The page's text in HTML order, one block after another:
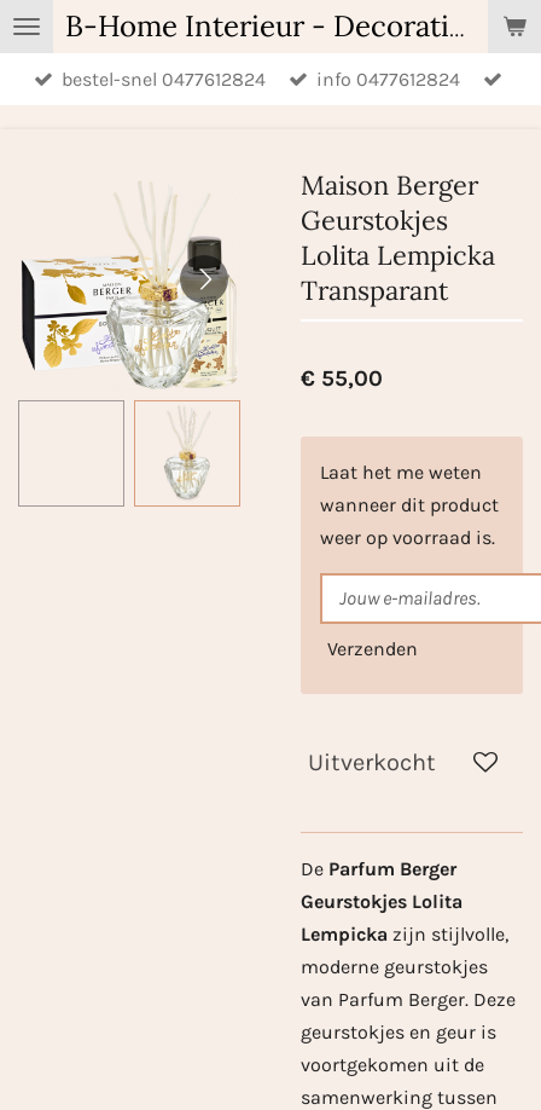
Ga
direct
naar
B-Home Interieur - Decoratie & Geschenken - Geurartikelen
bestel-snel 0477612824 info 0477612824
Maison Berger
Geurstokjes
Lolita Lempicka
Transparant
€ 55,00
Laat het me weten
wanneer dit product
weer op voorraad is.
Verzenden
Uitverkocht
De Parfum Berger
Geurstokjes Lolita
Lempicka zijn stijlvolle,
moderne geurstokjes
van Parfum Berger. Deze
geurstokjes en geur is
voortgekomen uit de
samenwerking tussen